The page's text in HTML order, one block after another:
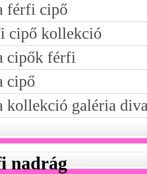
férfi cipő
cipő kollekció
cipők férfi
cipő
kollekció galéria
nadrág